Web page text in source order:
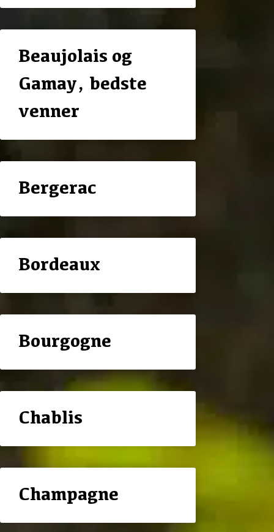
Beaujolais og
Gamay, bedste
venner
Bergerac
Bordeaux
Bourgogne
Chablis
Champagne